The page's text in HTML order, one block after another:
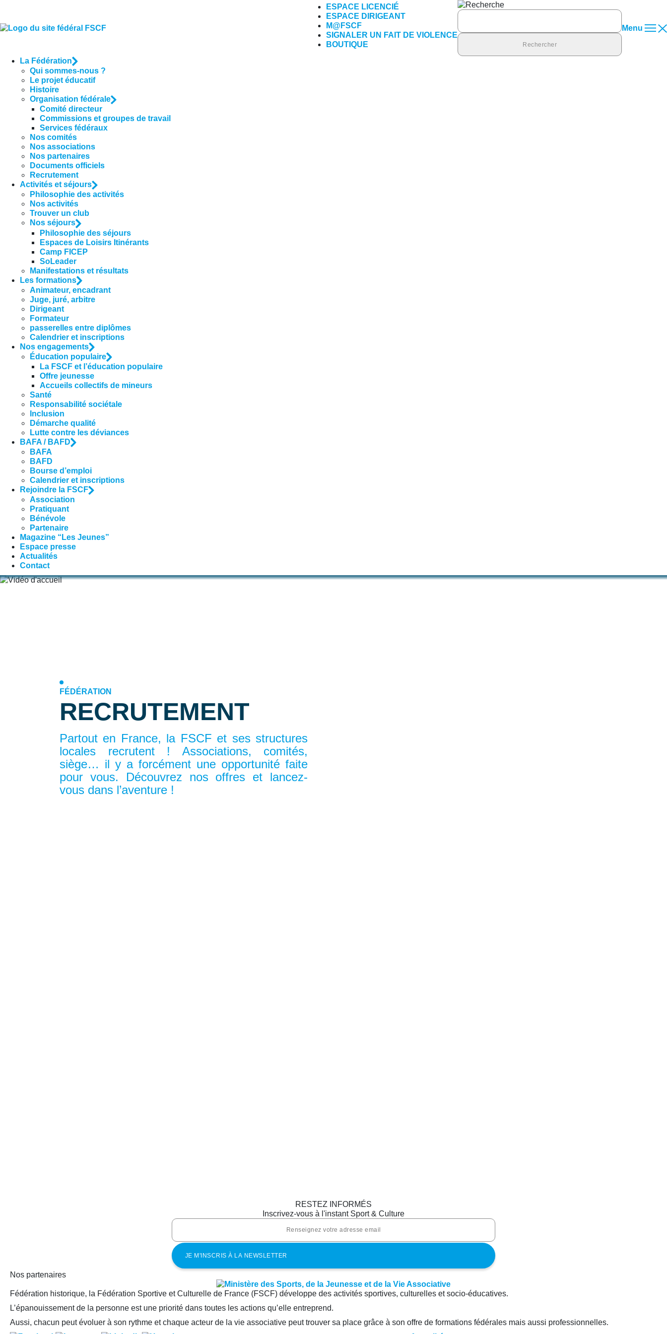
ESPACE LICENCIÉ
ESPACE DIRIGEANT
M@FSCF
SIGNALER UN FAIT DE VIOLENCE
BOUTIQUE
Rechercher :
Menu
La Fédération
Qui sommes-nous ?
Le projet éducatif
Histoire
Organisation fédérale
Comité directeur
Commissions et groupes de travail
Services fédéraux
Nos comités
Nos associations
Nos partenaires
Documents officiels
Recrutement
Activités et séjours
Philosophie des activités
Nos activités
Trouver un club
Nos séjours
Philosophie des séjours
Espaces de Loisirs Itinérants
Camp FICEP
SoLeader
Manifestations et résultats
Les formations
Animateur, encadrant
Juge, juré, arbitre
Dirigeant
Formateur
passerelles entre diplômes
Calendrier et inscriptions
Nos engagements
Éducation populaire
La FSCF et l’éducation populaire
Offre jeunesse
Accueils collectifs de mineurs
Santé
Responsabilité sociétale
Inclusion
Démarche qualité
Lutte contre les déviances
BAFA / BAFD
BAFA
BAFD
Bourse d’emploi
Calendrier et inscriptions
Rejoindre la FSCF
Association
Pratiquant
Bénévole
Partenaire
Magazine “Les Jeunes”
Espace presse
Actualités
Contact
FÉDÉRATION
RECRUTEMENT
Partout en France, la FSCF et ses structures
locales recrutent ! Associations, comités,
siège… il y a forcément une opportunité faite
pour vous. Découvrez nos offres et lancez-
vous dans l’aventure !
RESTEZ INFORMÉS
Inscrivez-vous à l'instant Sport & Culture
Nos partenaires
Fédération historique, la Fédération Sportive et Culturelle de France (FSCF) développe des activités sportives, culturelles et socio-éducatives.
L’épanouissement de la personne est une priorité dans toutes les actions qu’elle entreprend.
Aussi, chacun peut évoluer à son rythme et chaque acteur de la vie associative peut trouver sa place grâce à son offre de formations fédérales mais aussi professionnelles.